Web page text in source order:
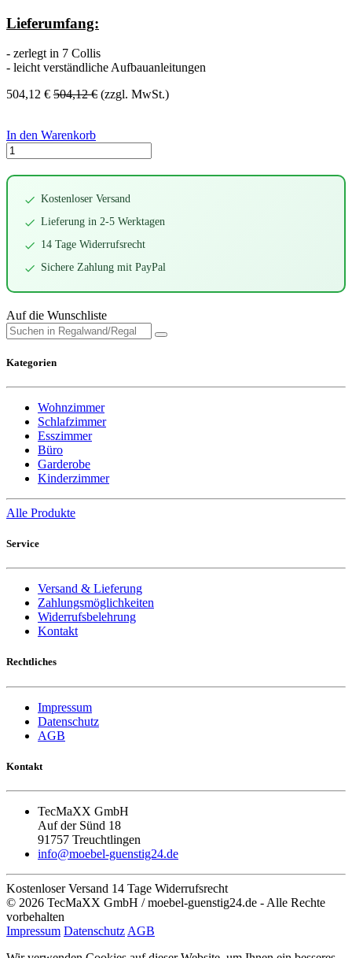
Lieferumfang:
- zerlegt in 7 Collis
- leicht verständliche Aufbauanleitungen
504,12 € 504,12€ (zzgl. MwSt.)
In den Warenkorb
Kostenloser Versand
Lieferung in 2-5 Werktagen
14 Tage Widerrufsrecht
Sichere Zahlung mit PayPal
Auf die Wunschliste
Kategorien
Wohnzimmer
Schlafzimmer
Esszimmer
Büro
Garderobe
Kinderzimmer
Alle Produkte
Service
Versand & Lieferung
Zahlungsmöglichkeiten
Widerrufsbelehrung
Kontakt
Rechtliches
Impressum
Datenschutz
AGB
Kontakt
TecMaXX GmbH
Auf der Sünd 18
91757 Treuchtlingen
info@moebel-guenstig24.de
Kostenloser Versand 14 Tage Widerrufsrecht
© 2026 TecMaXX GmbH / moebel-guenstig24.de - Alle Rechte
vorbehalten
Impressum Datenschutz AGB